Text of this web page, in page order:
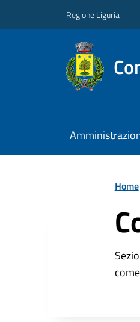
Regione Liguria
Home